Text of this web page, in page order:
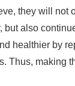
they will not
but also
healthier by
Thus, making